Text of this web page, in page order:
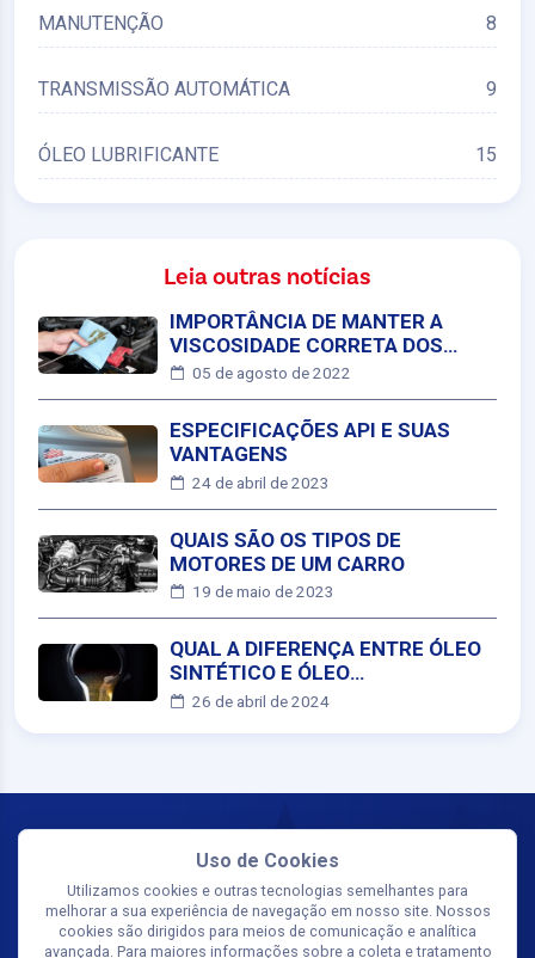
MANUTENÇÃO 8
TRANSMISSÃO AUTOMÁTICA 9
ÓLEO LUBRIFICANTE 15
Leia outras notícias
IMPORTÂNCIA DE MANTER A
VISCOSIDADE CORRETA DOS
MOTORES
05 de agosto de 2022
ESPECIFICAÇÕES API E SUAS
VANTAGENS
24 de abril de 2023
QUAIS SÃO OS TIPOS DE
MOTORES DE UM CARRO
19 de maio de 2023
QUAL A DIFERENÇA ENTRE ÓLEO
SINTÉTICO E ÓLEO
CONVENCIONAL?
26 de abril de 2024
Uso de Cookies
Utilizamos cookies e outras tecnologias semelhantes para
melhorar a sua experiência de navegação em nosso site. Nossos
cookies são dirigidos para meios de comunicação e analítica
avançada. Para maiores informações sobre a coleta e tratamento